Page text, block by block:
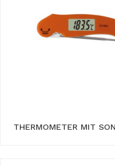
THERMOMETER MIT